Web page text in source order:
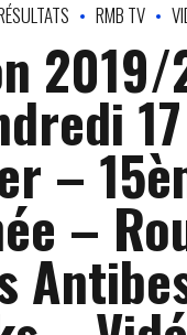
RMB TV
17
–
–